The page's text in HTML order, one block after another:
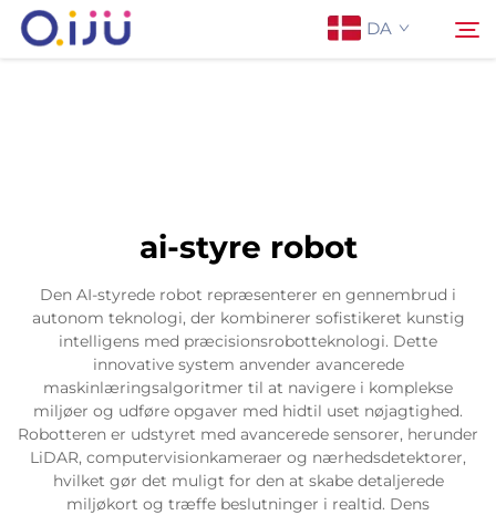
DA
Anvendelse
Sag
Nyheder
ai-styre robot
Den AI-styrede robot repræsenterer en gennembrud i
autonom teknologi, der kombinerer sofistikeret kunstig
intelligens med præcisionsrobotteknologi. Dette
innovative system anvender avancerede
maskinlæringsalgoritmer til at navigere i komplekse
miljøer og udføre opgaver med hidtil uset nøjagtighed.
Robotteren er udstyret med avancerede sensorer, herunder
LiDAR, computervisionkameraer og nærhedsdetektorer,
hvilket gør det muligt for den at skabe detaljerede
miljøkort og træffe beslutninger i realtid. Dens